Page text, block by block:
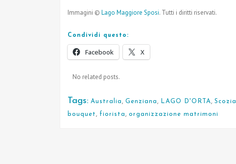
Immagini © Lago Maggiore Sposi. Tutti i diritti riservati.
Condividi questo:
Facebook X
No related posts.
Tags: Australia , Genziana , LAGO D'ORTA, Scozia
bouquet , fiorista , organizzazione matrimoni